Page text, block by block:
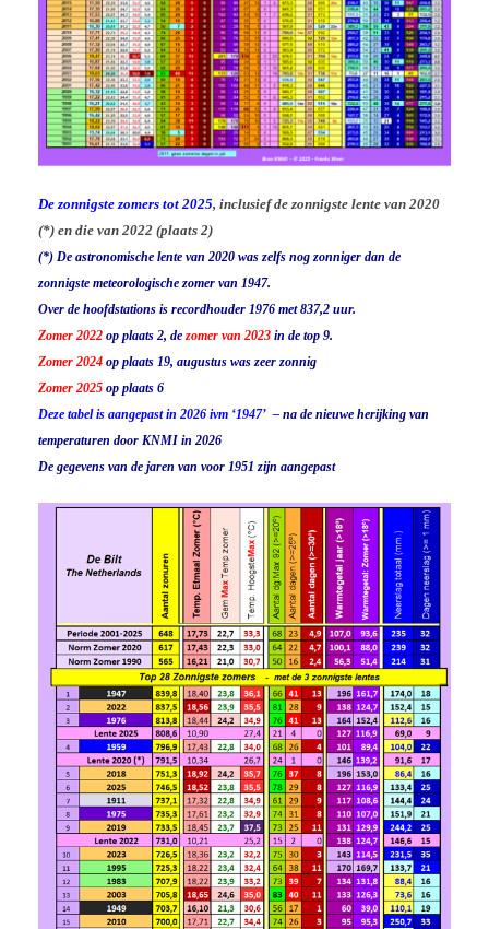
De zonnigste zomers tot 2025, inclusief de zonnigste lente van 2020
(*) en die van 2022 (plaats 2)
(*) De astronomische lente van 2020 was zelfs nog zonniger dan de
zonnigste meteorologische zomer van 1947.
Over de hoofdstations is recordhouder 1976 met 837,2 uur.
Zomer 2022 op plaats 2, de zomer van 2023 in de top 9.
Zomer 2024 op plaats 19, augustus was zeer zonnig
Zomer 2025 op plaats 6
Deze tabel is aangepast in 2026 ivm ‘1947’ – na de nieuwe herijking van
temperaturen door KNMI in 2026
De gegevens van de jaren van voor 1951 zijn aangepast